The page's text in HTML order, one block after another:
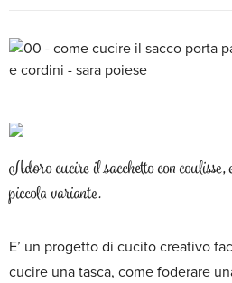
Adoro cucire il sacchetto con
piccola variante.
E’ un progetto di cucito creativo
cucire una tasca, come foderare